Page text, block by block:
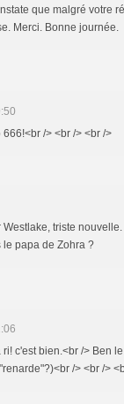
que malgré votre
Merci. Bonne journée.
/> <br /> <br />
triste
le papa de Zohra ?
c'est bien.<br /> Ben
/> <br />